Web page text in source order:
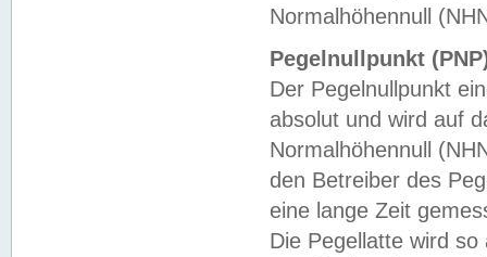
Normalhöhennull
Pegelnullpunkt
Der Pegelnullpunkt
absolut und wird auf
Normalhöhennull
den Betreiber des
eine lange Zeit
Die Pegellatte wird